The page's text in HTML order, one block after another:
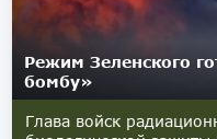
Режим Зеленского
бомбу»
Глава войск